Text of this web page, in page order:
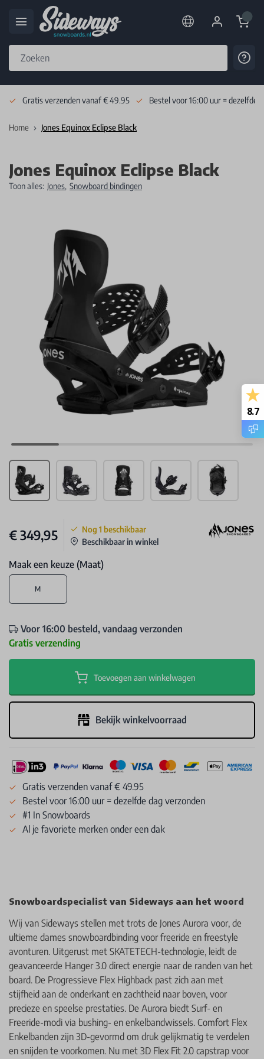
Cart
Gratis verzenden vanaf € 49.95 Bestel voor 16:00 uur = dezelfde
Home Jones Equinox Eclipse Black
Jones Equinox Eclipse Black
Toon alles: Jones, Snowboard bindingen
€ 349,95 Nog 1 beschikbaar
Beschikbaar in winkel
Maak een keuze (Maat)
M
Voor 16:00 besteld, vandaag verzonden
Gratis verzending
Toevoegen aan winkelwagen
Bekijk winkelvoorraad
Gratis verzenden vanaf € 49.95
Bestel voor 16:00 uur = dezelfde dag verzonden
#1 In Snowboards
Al je favoriete merken onder een dak
Snowboardspecialist van Sideways aan het woord
Wij van Sideways stellen met trots de Jones Aurora voor, de
ultieme dames snowboardbinding voor freeride en freestyle
avonturen. Uitgerust met SKATETECH-technologie, leidt de
geavanceerde Hanger 3.0 direct energie naar de randen van het
board. De Progressieve Flex Highback past zich aan met
stijfheid aan de onderkant en zachtheid naar boven, voor
precieze en speelse prestaties. De Aurora biedt Surf- en
Freeride-modi via bushing- en enkelbandwissels. Comfort Flex
Enkelbanden zijn 3D-gevormd om druk gelijkmatig te verdelen
en snijden te voorkomen. Nu met 3D Flex Fit 2.0 capstrap voor
8.7